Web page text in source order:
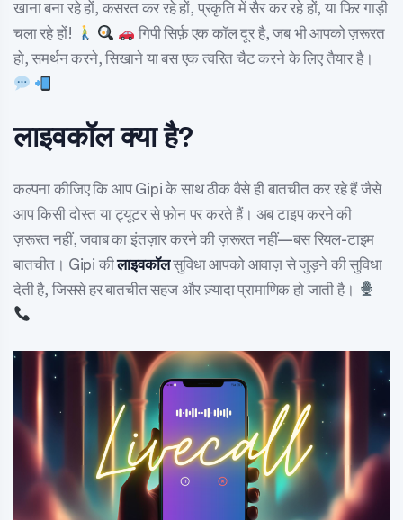
खाना बना रहे हों, कसरत कर रहे हों, प्रकृति में सैर कर रहे हों, या फिर गाड़ी
चला रहे हों!
गिपी सिर्फ़ एक कॉल दूर है, जब भी आपको ज़रूरत
हो, समर्थन करने, सिखाने या बस एक त्वरित चैट करने के लिए तैयार है।
लाइवकॉल क्या है?
कल्पना कीजिए कि आप Gipi के साथ ठीक वैसे ही बातचीत कर रहे हैं जैसे
आप किसी दोस्त या ट्यूटर से फ़ोन पर करते हैं। अब टाइप करने की
ज़रूरत नहीं, जवाब का इंतज़ार करने की ज़रूरत नहीं—बस रियल-टाइम
बातचीत। Gipi कीलाइवकॉलसुविधा आपको आवाज़ से जुड़ने की सुविधा
देती है, जिससे हर बातचीत सहज और ज़्यादा प्रामाणिक हो जाती है।